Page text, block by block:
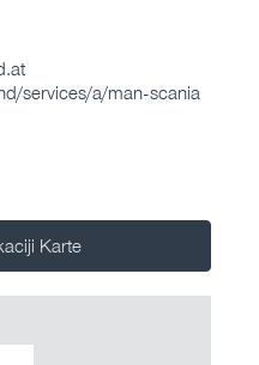
services/a/man-scania
Karte